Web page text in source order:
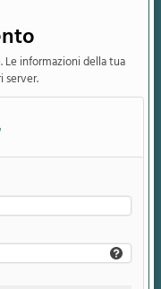
informazioni della tua
server.